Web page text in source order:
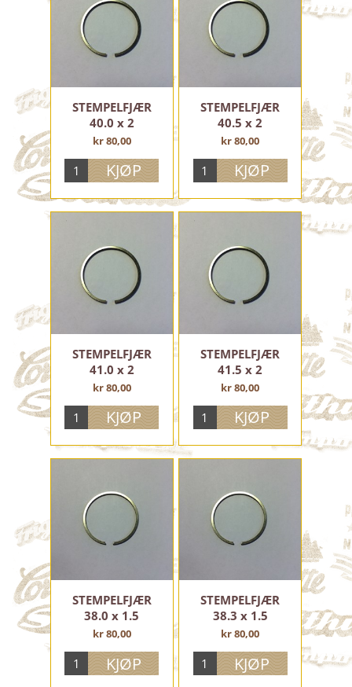
STEMPELFJÆR
40.0 x 2
kr 80,00
STEMPELFJÆR
40.5 x 2
kr 80,00
STEMPELFJÆR
41.0 x 2
kr 80,00
STEMPELFJÆR
41.5 x 2
kr 80,00
STEMPELFJÆR
38.0 x 1.5
kr 80,00
STEMPELFJÆR
38.3 x 1.5
kr 80,00